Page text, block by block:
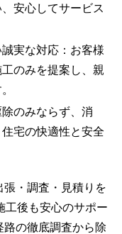
安心してサービス
実な対応：お客様
のみを提案し、親
のみならず、消
宅の快適性と安全
・調査・見積りを
工後も安心のサポー
路の徹底調査から除